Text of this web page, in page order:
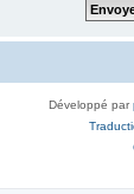
Développé par